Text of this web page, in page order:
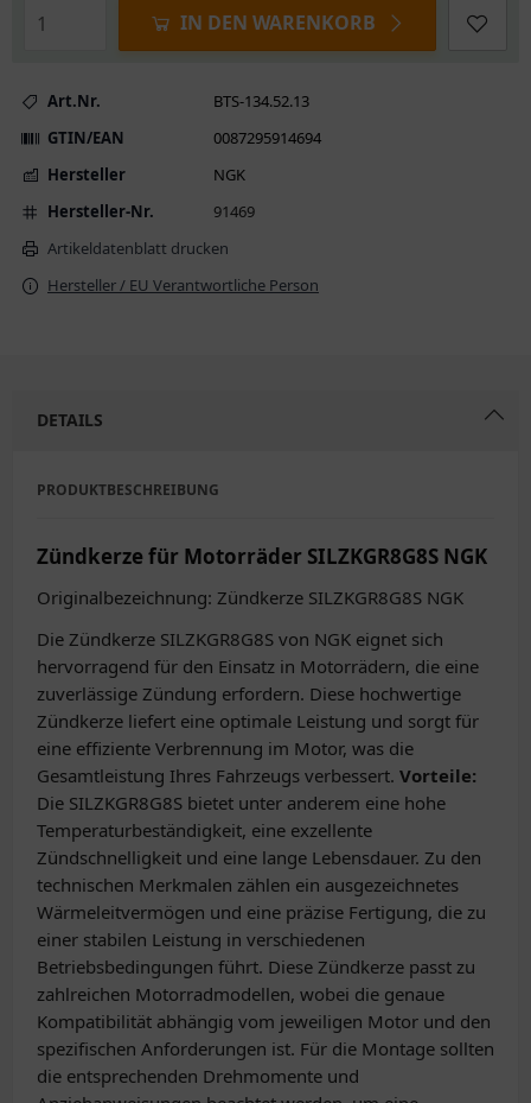
IN DEN WARENKORB
Art.Nr.
BTS-134.52.13
GTIN/EAN
0087295914694
Hersteller
NGK
Hersteller-Nr.
91469
Artikeldatenblatt drucken
Hersteller / EU Verantwortliche Person
DETAILS
PRODUKTBESCHREIBUNG
Zündkerze für Motorräder SILZKGR8G8S NGK
Originalbezeichnung: Zündkerze SILZKGR8G8S NGK
Die Zündkerze SILZKGR8G8S von NGK eignet sich
hervorragend für den Einsatz in Motorrädern, die eine
zuverlässige Zündung erfordern. Diese hochwertige
Zündkerze liefert eine optimale Leistung und sorgt für
eine effiziente Verbrennung im Motor, was die
Gesamtleistung Ihres Fahrzeugs verbessert. Vorteile:
Die SILZKGR8G8S bietet unter anderem eine hohe
Temperaturbeständigkeit, eine exzellente
Zündschnelligkeit und eine lange Lebensdauer. Zu den
technischen Merkmalen zählen ein ausgezeichnetes
Wärmeleitvermögen und eine präzise Fertigung, die zu
einer stabilen Leistung in verschiedenen
Betriebsbedingungen führt. Diese Zündkerze passt zu
zahlreichen Motorradmodellen, wobei die genaue
Kompatibilität abhängig vom jeweiligen Motor und den
spezifischen Anforderungen ist. Für die Montage sollten
die entsprechenden Drehmomente und